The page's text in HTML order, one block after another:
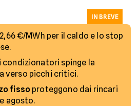
€/MWh per il caldo e lo stop
condizionatori spinge la
verso picchi critici.
fisso proteggono dai rincari
agosto.
IN BREVE